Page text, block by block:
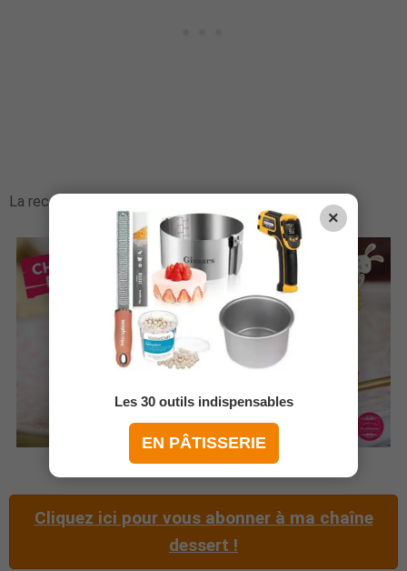
La recette en vidéo
Cliquez ici pour vous abonner à ma chaîne
dessert !
×
Les 30 outils indispensables
EN PÂTISSERIE